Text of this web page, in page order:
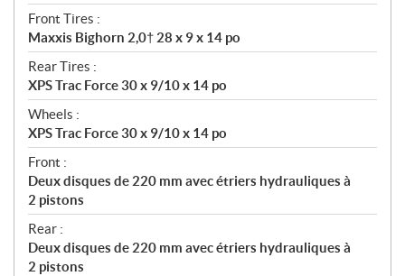
Front Tires :
Maxxis Bighorn 2,0† 28 x 9 x 14 po
Rear Tires :
XPS Trac Force 30 x 9/10 x 14 po
Wheels :
XPS Trac Force 30 x 9/10 x 14 po
Front :
Deux disques de 220 mm avec étriers hydrauliques à
2 pistons
Rear :
Deux disques de 220 mm avec étriers hydrauliques à
2 pistons